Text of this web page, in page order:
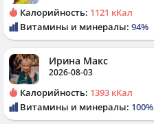
Калорийность: 1121 кКал
Витамины и минералы: 94%
Ирина Макс
2026-08-03
Калорийность: 1393 кКал
Витамины и минералы: 100%